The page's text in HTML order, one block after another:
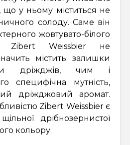
що у ньому міститься не
солоду. Саме він
жовтувато-білого
Zibert Weissbier не
містить залишки
дріжджів, чим і
специфічна мутність,
дріжджовий аромат.
Zibert Weissbier є
дрібнозернистої
кольору.